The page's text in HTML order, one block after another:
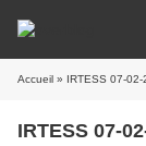
Accueil » IRTESS 07-
IRTESS 07-